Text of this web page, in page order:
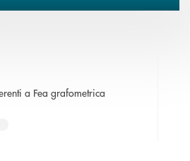
a Fea grafometrica